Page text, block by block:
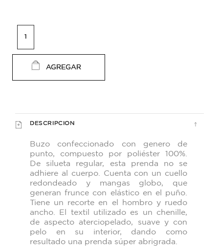
AGREGAR
DESCRIPCION
Buzo confeccionado con genero de
punto, compuesto por poliéster 100%.
De silueta regular, esta prenda no se
adhiere al cuerpo. Cuenta con un cuello
redondeado y mangas globo, que
generan frunce con elástico en el puño.
Tiene un recorte en el hombro y ruedo
ancho. El textil utilizado es un chenille,
de aspecto aterciopelado, suave y con
pelo en su interior, dando como
resultado una prenda súper abrigrada.